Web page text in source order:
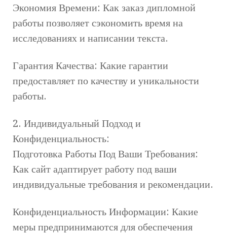
Экономия Времени: Как заказ дипломной
работы позволяет сэкономить время на
исследованиях и написании текста.
Гарантия Качества: Какие гарантии
предоставляет по качеству и уникальности
работы.
2. Индивидуальный Подход и
Конфиденциальность:
Подготовка Работы Под Ваши Требования:
Как сайт адаптирует работу под ваши
индивидуальные требования и рекомендации.
Конфиденциальность Информации: Какие
меры предпринимаются для обеспечения